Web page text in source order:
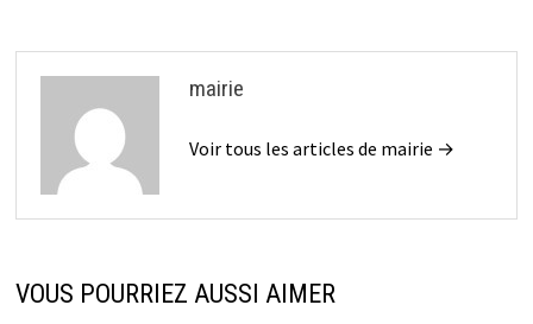
mairie
Voir tous les articles de mairie →
VOUS POURRIEZ AUSSI AIMER